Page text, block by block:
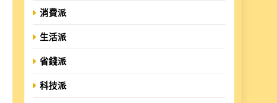
消費派
生活派
省錢派
科技派